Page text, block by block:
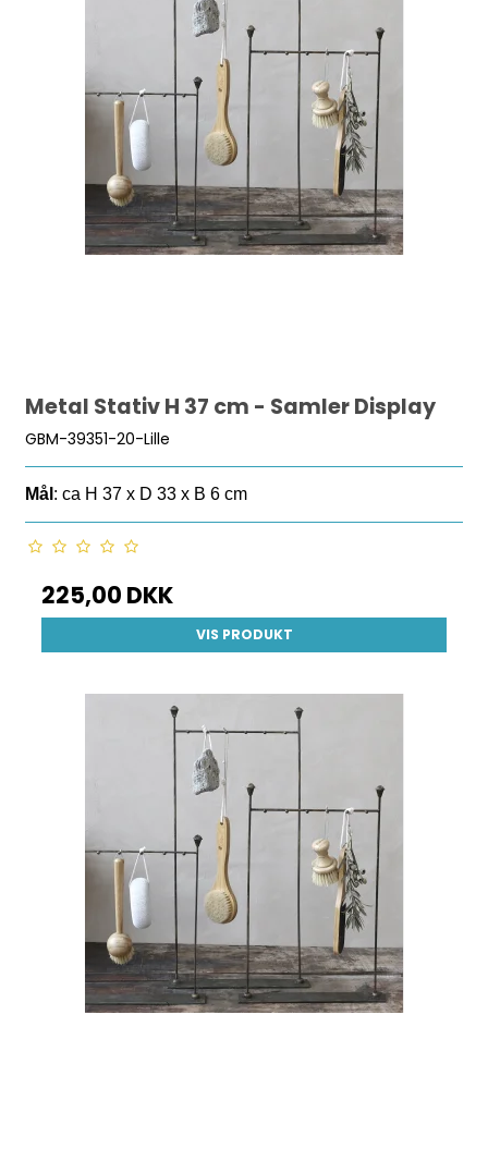
Metal Stativ H 37 cm - Samler Display
GBM-39351-20-Lille
Mål : ca H 37 x D 33 x B 6 cm
225,00 DKK
VIS PRODUKT